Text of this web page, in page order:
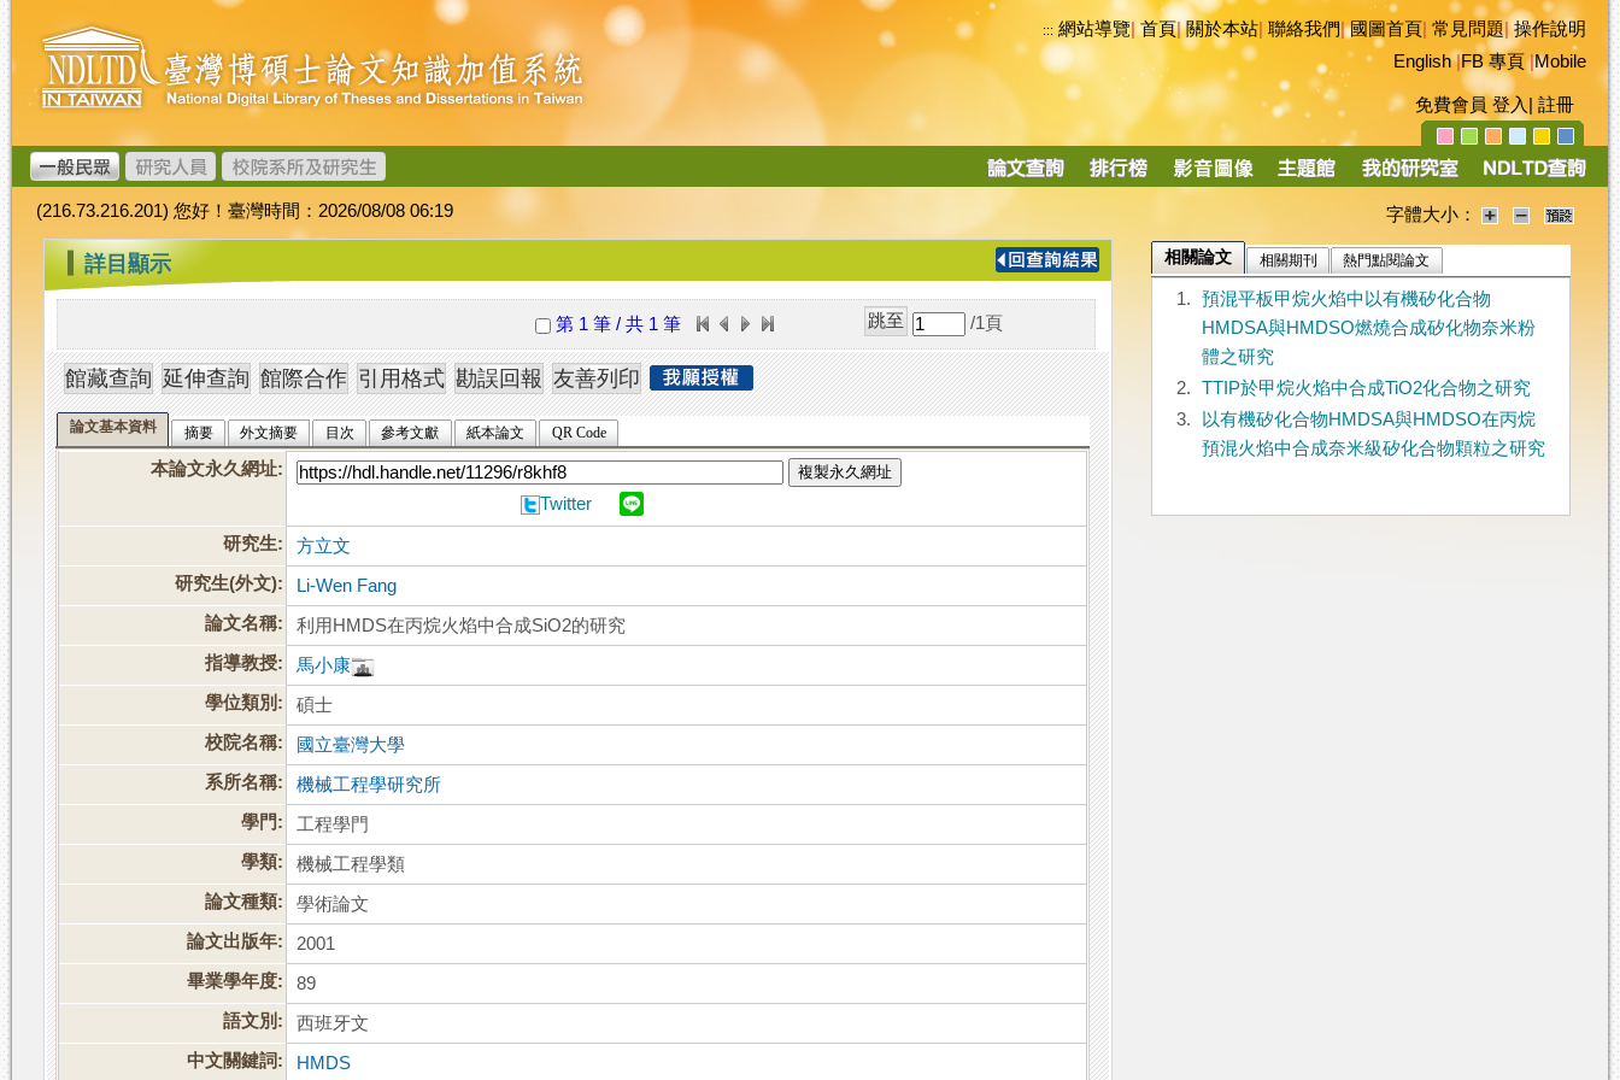
跳
到
主
要
內
容
臺
灣
博
碩
士
論
文
加
值
系
統
::: 網站導覽|首頁|關於本站 聯絡我們|國圖首頁 常見問題|操作說明
English|FB 專頁|Mobile
免費會員 登入 註冊
導
(216.73.216.201) 您好！臺灣時間：2026/08/08 06:19 字體大小：
::: 詳目顯示
第 1 筆 / 共 1 筆 /1 頁
論文基本資料 摘要 外文摘要 目次 參考文獻 紙本論文 QR Code
本論文永久網址: 複製永久網址
Twitter
研究生:
方立文
研究生(外文):
Li-Wen Fang
論文名稱:
利用HMDS在丙烷火焰中合成SiO2的研究
指導教授:
馬小康
學位類別:
碩士
校院名稱:
國立臺灣大學
系所名稱:
機械工程學研究所
學門:
工程學門
學類:
機械工程學類
論文種類:
學術論文
論文出版年:
2001
畢業學年度:
89
語文別:
西班牙文
中文關鍵詞:
HMDS
相關論文 相關期刊 熱門點閱論文
1.
預混平板甲烷火焰中以有機矽化合物
HMDSA與HMDSO燃燒合成矽化物奈米粉
體之研究
2.
TTIP於甲烷火焰中合成TiO2化合物之研究
3.
以有機矽化合物HMDSA與HMDSO在丙烷
預混火焰中合成奈米級矽化合物顆粒之研究